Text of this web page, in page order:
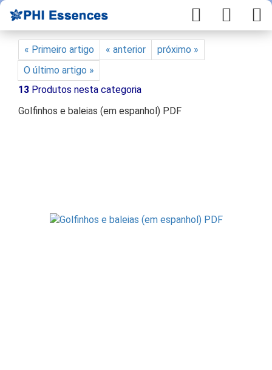
« Primeiro artigo « anterior
próximo »
O último artigo »
13 Produtos nesta categoria
Golfinhos e baleias (em espanhol) PDF